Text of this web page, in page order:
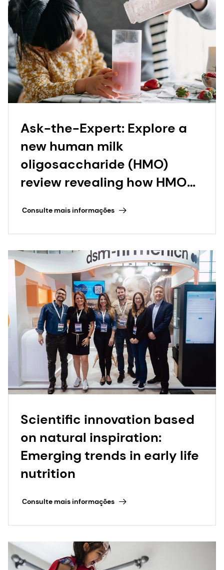
Ask-the-Expert: Explore a
new human milk
oligosaccharide (HMO)
review revealing how HMO
infant health
Consulte mais informações
Scientific innovation based
on natural inspiration:
Emerging trends in early life
nutrition
Consulte mais informações